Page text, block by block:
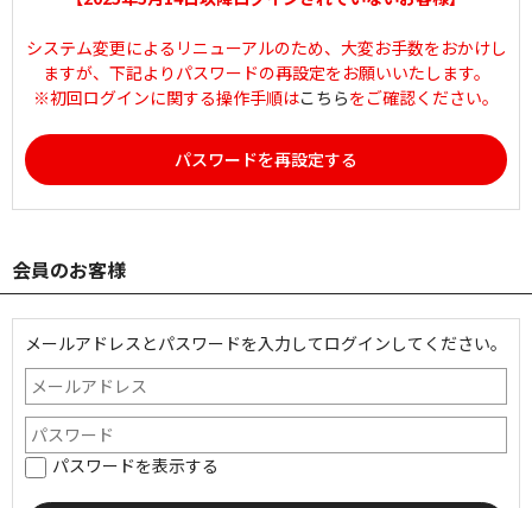
システム変更によるリニューアルのため、大変お手数をおかけし
ますが、下記よりパスワードの再設定をお願いいたします。
※初回ログインに関する操作手順はこちらをご確認ください。
パスワードを再設定する
会員のお客様
メールアドレスとパスワードを入力してログインしてください。
パスワードを表示する